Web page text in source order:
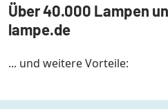
Über 40.000 Lampen
lampe.de
... und weitere Vorteile: